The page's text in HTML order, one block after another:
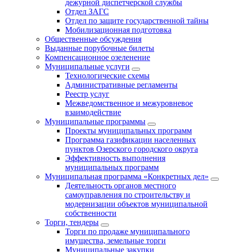
дежурной диспетчерской службы
Отдел ЗАГС
Отдел по защите государственной тайны
Мобилизационная подготовка
Общественные обсуждения
Выданные порубочные билеты
Компенсационное озеленение
Муниципальные услуги
Технологические схемы
Административные регламенты
Реестр услуг
Межведомственное и межуровневое
взаимодействие
Муниципальные программы
Проекты муниципальных программ
Программа газификации населенных
пунктов Озерского городского округа
Эффективность выполнения
муниципальных программ
Муниципальная программа «Конкретных дел»
Деятельность органов местного
самоуправления по строительству и
модернизации объектов муниципальной
собственности
Торги, тендеры
Торги по продаже муниципального
имущества, земельные торги
Муниципальные закупки